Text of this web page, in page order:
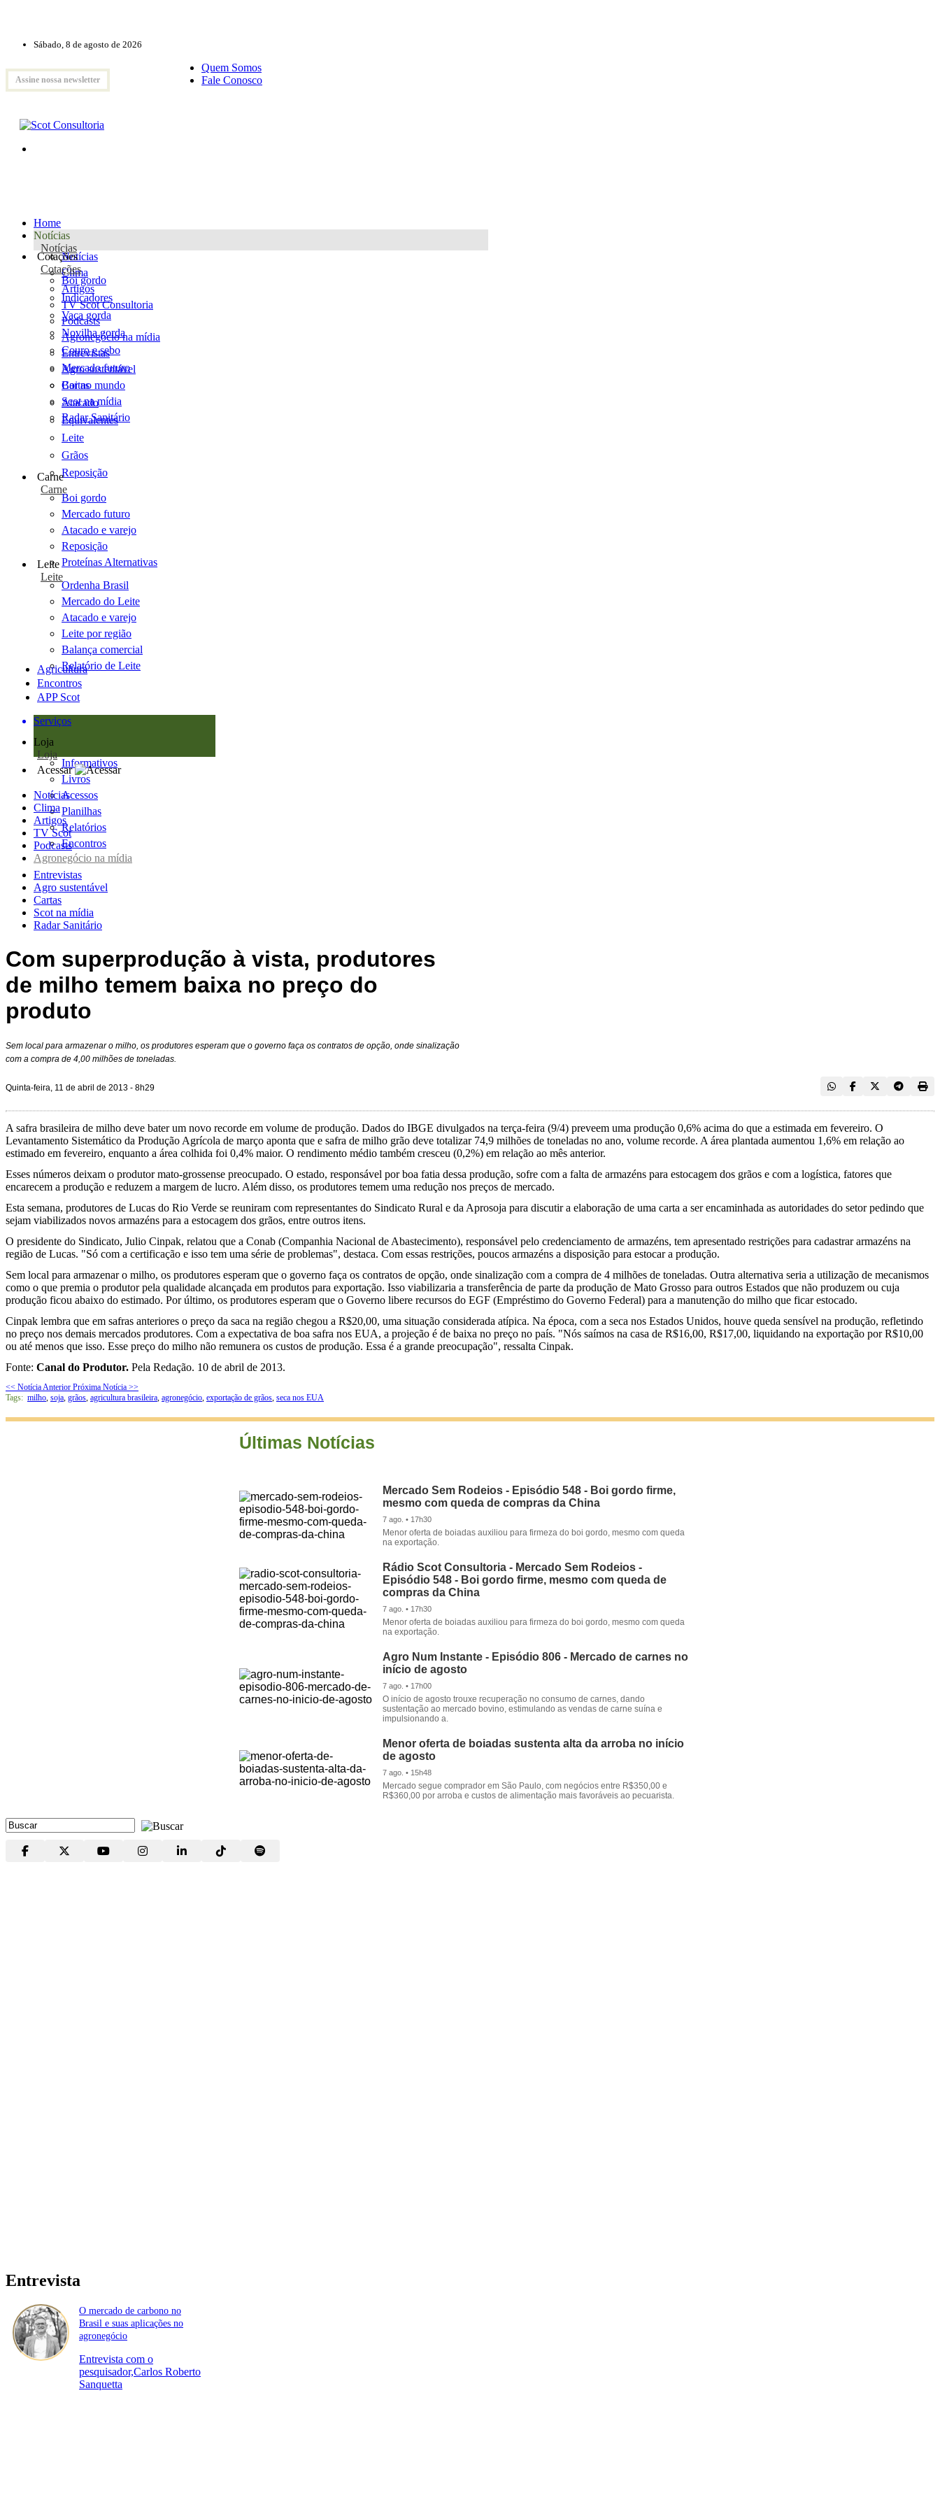
Sábado, 8 de agosto de 2026
Assine nossa newsletter
Quem Somos
Fale Conosco
Home
Notícias
Notícias
Notícias
Clima
Artigos
TV Scot Consultoria
Podcasts
Agronegócio na mídia
Entrevistas
Agro sustentável
Cartas
Scot na mídia
Radar Sanitário
Cotações
Cotações
Boi gordo
Indicadores
Vaca gorda
Novilha gorda
Couro e sebo
Mercado futuro
Boi no mundo
Atacado
Equivalentes
Leite
Grãos
Reposição
Carne
Carne
Boi gordo
Mercado futuro
Atacado e varejo
Reposição
Proteínas Alternativas
Leite
Leite
Ordenha Brasil
Mercado do Leite
Atacado e varejo
Leite por região
Balança comercial
Relatório de Leite
Agricultura
Encontros
APP Scot
Serviços
Loja
Loja
Informativos
Livros
Acessos
Planilhas
Relatórios
Encontros
Acessar
Notícias
Clima
Artigos
TV Scot
Podcasts
Agronegócio na mídia
Entrevistas
Agro sustentável
Cartas
Scot na mídia
Radar Sanitário
Com superprodução à vista, produtores
de milho temem baixa no preço do
produto
Sem local para armazenar o milho, os produtores esperam que o governo faça os contratos de opção, onde sinalização
com a compra de 4,00 milhões de toneladas.
Quinta-feira, 11 de abril de 2013 - 8h29
A safra brasileira de milho deve bater um novo recorde em volume de produção. Dados do IBGE divulgados na terça-feira (9/4) preveem uma produção 0,6% acima do que a estimada em fevereiro. O
Levantamento Sistemático da Produção Agrícola de março aponta que e safra de milho grão deve totalizar 74,9 milhões de toneladas no ano, volume recorde. A área plantada aumentou 1,6% em relação ao
estimado em fevereiro, enquanto a área colhida foi 0,4% maior. O rendimento médio também cresceu (0,2%) em relação ao mês anterior.
Esses números deixam o produtor mato-grossense preocupado. O estado, responsável por boa fatia dessa produção, sofre com a falta de armazéns para estocagem dos grãos e com a logística, fatores que
encarecem a produção e reduzem a margem de lucro. Além disso, os produtores temem uma redução nos preços de mercado.
Esta semana, produtores de Lucas do Rio Verde se reuniram com representantes do Sindicato Rural e da Aprosoja para discutir a elaboração de uma carta a ser encaminhada as autoridades do setor pedindo que
sejam viabilizados novos armazéns para a estocagem dos grãos, entre outros itens.
O presidente do Sindicato, Julio Cinpak, relatou que a Conab (Companhia Nacional de Abastecimento), responsável pelo credenciamento de armazéns, tem apresentado restrições para cadastrar armazéns na
região de Lucas. "Só com a certificação e isso tem uma série de problemas", destaca. Com essas restrições, poucos armazéns a disposição para estocar a produção.
Sem local para armazenar o milho, os produtores esperam que o governo faça os contratos de opção, onde sinalização com a compra de 4 milhões de toneladas. Outra alternativa seria a utilização de mecanismos
como o que premia o produtor pela qualidade alcançada em produtos para exportação. Isso viabilizaria a transferência de parte da produção de Mato Grosso para outros Estados que não produzem ou cuja
produção ficou abaixo do estimado. Por último, os produtores esperam que o Governo libere recursos do EGF (Empréstimo do Governo Federal) para a manutenção do milho que ficar estocado.
Cinpak lembra que em safras anteriores o preço da saca na região chegou a R$20,00, uma situação considerada atípica. Na época, com a seca nos Estados Unidos, houve queda sensível na produção, refletindo
no preço nos demais mercados produtores. Com a expectativa de boa safra nos EUA, a projeção é de baixa no preço no país. "Nós saímos na casa de R$16,00, R$17,00, liquidando na exportação por R$10,00
ou até menos que isso. Esse preço do milho não remunera os custos de produção. Essa é a grande preocupação", ressalta Cinpak.
Fonte: Canal do Produtor. Pela Redação. 10 de abril de 2013.
<< Notícia Anterior Próxima Notícia >>
Tags: milho, soja, grãos, agricultura brasileira, agronegócio, exportação de grãos, seca nos EUA
Últimas Notícias
Mercado Sem Rodeios - Episódio 548 - Boi gordo firme,
mesmo com queda de compras da China
7 ago. • 17h30
Menor oferta de boiadas auxiliou para firmeza do boi gordo, mesmo com queda
na exportação.
Rádio Scot Consultoria - Mercado Sem Rodeios -
Episódio 548 - Boi gordo firme, mesmo com queda de
compras da China
7 ago. • 17h30
Menor oferta de boiadas auxiliou para firmeza do boi gordo, mesmo com queda
na exportação.
Agro Num Instante - Episódio 806 - Mercado de carnes no
início de agosto
7 ago. • 17h00
O início de agosto trouxe recuperação no consumo de carnes, dando
sustentação ao mercado bovino, estimulando as vendas de carne suína e
impulsionando a.
Menor oferta de boiadas sustenta alta da arroba no início
de agosto
7 ago. • 15h48
Mercado segue comprador em São Paulo, com negócios entre R$350,00 e
R$360,00 por arroba e custos de alimentação mais favoráveis ao pecuarista.
Entrevista
O mercado de carbono no
Brasil e suas aplicações no
agronegócio
Entrevista com o
pesquisador,Carlos Roberto
Sanquetta